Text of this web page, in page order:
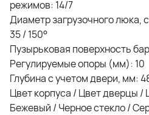
режимов: 14/7
Диаметр загрузочного люка,
35 / 150°
Пузырьковая поверхность
Регулируемые опоры (мм): 10
Глубина с учетом двери, мм:
Цвет корпуса / Цвет дверцы /
Бежевый / Черное стекло /